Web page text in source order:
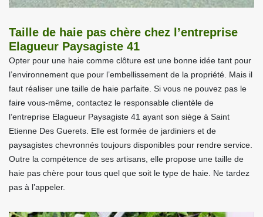
Taille de haie pas chère chez l’entreprise
Elagueur Paysagiste 41
Opter pour une haie comme clôture est une bonne idée tant pour
l’environnement que pour l’embellissement de la propriété. Mais il
faut réaliser une taille de haie parfaite. Si vous ne pouvez pas le
faire vous-même, contactez le responsable clientèle de
l’entreprise Elagueur Paysagiste 41 ayant son siège à Saint
Etienne Des Guerets. Elle est formée de jardiniers et de
paysagistes chevronnés toujours disponibles pour rendre service.
Outre la compétence de ses artisans, elle propose une taille de
haie pas chère pour tous quel que soit le type de haie. Ne tardez
pas à l’appeler.